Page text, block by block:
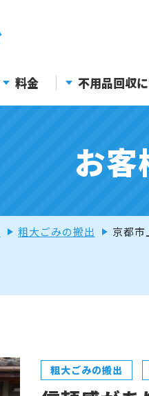
料金 不用品回収
お客
粗大ごみの搬出 京都市
粗大ごみの搬出